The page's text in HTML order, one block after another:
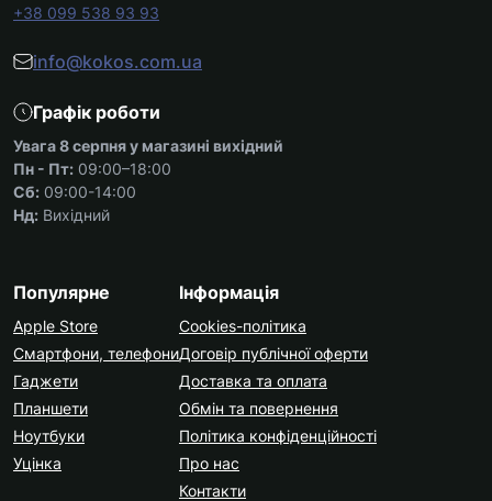
+38 099 538 93 93
info@kokos.com.ua
Графік роботи
Увага 8 серпня у магазині вихідний
Пн - Пт: 09:00–18:00
Сб: 09:00-14:00
Нд: Вихідний
Популярне
Apple Store
Смартфони, телефони
Гаджети
Планшети
Ноутбуки
Уцінка
Інформація
Cookies-політика
Договір публічної оферти
Доставка та оплата
Обмін та повернення
Політика конфіденційності
Про нас
Контакти